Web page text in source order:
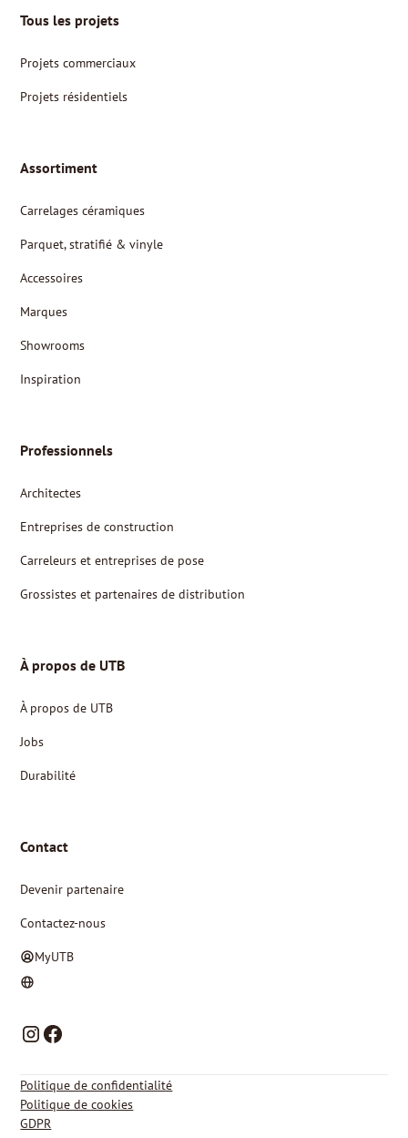
Tous les projets
Projets commerciaux
Projets résidentiels
Assortiment
Carrelages céramiques
Parquet, stratifié & vinyle
Accessoires
Marques
Showrooms
Inspiration
Professionnels
Architectes
Entreprises de construction
Carreleurs et entreprises de pose
Grossistes et partenaires de distribution
À propos de UTB
À propos de UTB
Jobs
Durabilité
Contact
Devenir partenaire
Contactez-nous
MyUTB
Politique de confidentialité
Politique de cookies
GDPR